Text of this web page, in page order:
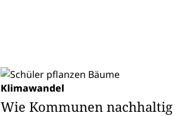
Klimawandel
Wie Kommunen nachhaltig